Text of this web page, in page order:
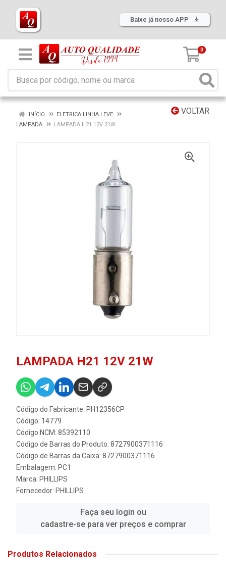
Baixe já nosso APP
0
VOLTAR
INÍCIO
ELETRICA LINHA LEVE
LAMPADA
LAMPADA H21 12V 21W
LAMPADA H21 12V 21W
Código do Fabricante: PH12356CP
Código: 14779
Código NCM: 85392110
Código de Barras do Produto: 8727900371116
Código de Barras da Caixa: 8727900371116
Embalagem: PC1
Marca: PHILLIPS
Fornecedor: PHILLIPS
Faça seu login ou
cadastre-se para ver preços e comprar
Produtos Relacionados